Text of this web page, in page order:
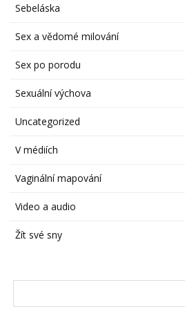
Sebeláska
Sex a vědomé milování
Sex po porodu
Sexuální výchova
Uncategorized
V médiích
Vaginální mapování
Video a audio
Žít své sny